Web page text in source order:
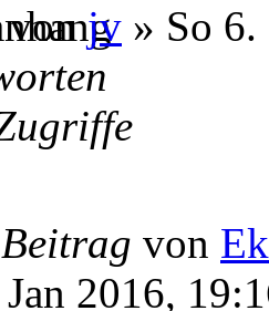
vonjv » So
von
2016,